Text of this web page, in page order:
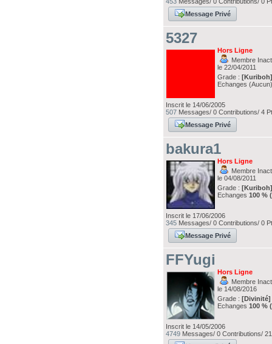
Message Privé
5327
Hors Ligne
Membre
le 22/04/2011
Grade :
Echanges
Inscrit le 14/06/2005
507 Messages/ 0 Contributions/ 4
Message Privé
bakura1
Hors Ligne
Membre
le 04/08/2011
Grade :
Echanges100 % (
Inscrit le 17/06/2006
345 Messages/ 0 Contributions/ 0
Message Privé
FFYugi
Hors Ligne
Membre
le 14/08/2016
Grade :[Divinité]
Echanges100 % (
Inscrit le 14/05/2006
4749 Messages/ 0 Contributions/